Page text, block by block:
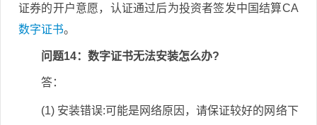
证券的开户意愿，认证通过后为投资者签发中国结算CA
数字证书。
问题14：数字证书无法安装怎么办?
答：
(1) 安装错误:可能是网络原因，请保证较好的网络下